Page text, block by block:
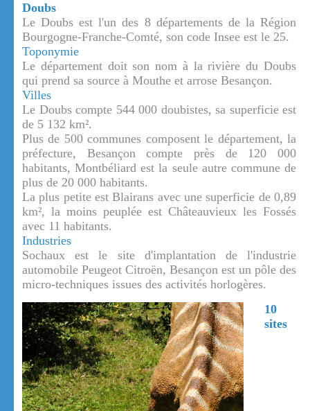
Doubs
Le Doubs est l'un des 8 départements de la Région
Bourgogne-Franche-Comté, son code Insee est le 25.
Toponymie
Le département doit son nom à la rivière du Doubs
qui prend sa source à Mouthe et arrose Besançon.
Villes
Le Doubs compte 544 000 doubistes, sa superficie est
de 5 132 km².
Plus de 500 communes composent le département, la
préfecture, Besançon compte près de 120 000
habitants, Montbéliard est la seule autre commune de
plus de 20 000 habitants.
La plus petite est Blairans avec une superficie de 0,89
km², la moins peuplée est Châteauvieux les Fossés
avec 11 habitants.
Industries
Sochaux est le site d'implantation de l'industrie
automobile Peugeot Citroën, Besançon est un pôle des
micro-techniques issues des activités horlogères.
10
sites